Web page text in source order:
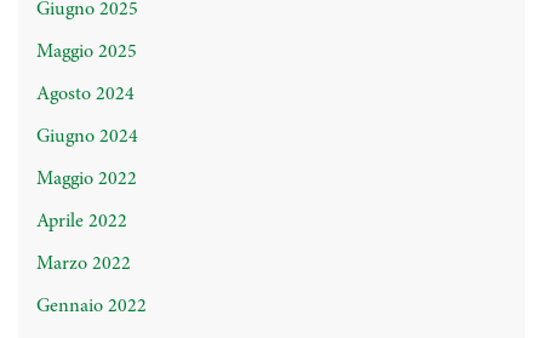
Giugno 2025
Maggio 2025
Agosto 2024
Giugno 2024
Maggio 2022
Aprile 2022
Marzo 2022
Gennaio 2022